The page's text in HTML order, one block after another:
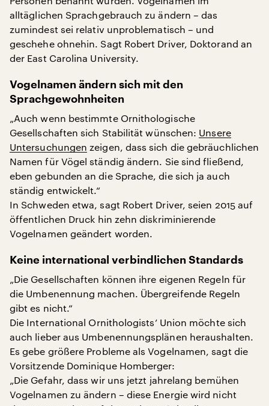
alltäglichen Sprachgebrauch zu ändern – das
zumindest sei relativ unproblematisch – und
geschehe ohnehin. Sagt Robert Driver, Doktorand an
der East Carolina University.
Vogelnamen ändern sich mit den
Sprachgewohnheiten
„Auch wenn bestimmte Ornithologische
Gesellschaften sich Stabilität wünschen: Unsere
Untersuchungen zeigen, dass sich die gebräuchlichen
Namen für Vögel ständig ändern. Sie sind fließend,
eben gebunden an die Sprache, die sich ja auch
ständig entwickelt.“
In Schweden etwa, sagt Robert Driver, seien 2015 auf
öffentlichen Druck hin zehn diskriminierende
Vogelnamen geändert worden.
Keine international verbindlichen Standards
„Die Gesellschaften können ihre eigenen Regeln für
die Umbenennung machen. Übergreifende Regeln
gibt es nicht.“
Die International Ornithologists’ Union möchte sich
auch lieber aus Umbenennungsplänen heraushalten.
Es gebe größere Probleme als Vogelnamen, sagt die
Vorsitzende Dominique Homberger:
„Die Gefahr, dass wir uns jetzt jahrelang bemühen
Vogelnamen zu ändern – diese Energie wird nicht